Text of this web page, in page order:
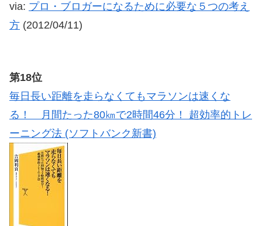
via: プロ・ブロガーになるために必要な５つの考え
方 (2012/04/11)
第18位
毎日長い距離を走らなくてもマラソンは速くな
る！ 月間たった80㎞で2時間46分！ 超効率的トレ
ーニング法 (ソフトバンク新書)